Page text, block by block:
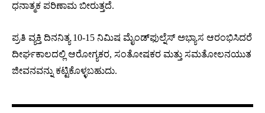
ಧನಾತ್ಮಕ ಪರಿಣಾಮ ಬೀರುತ್ತದೆ.
ಪ್ರತಿ ವ್ಯಕ್ತಿ ದಿನನಿತ್ಯ 10-15 ನಿಮಿಷ ಮೈಂಡ್‍ಫುಲ್ನೆಸ್ ಅಭ್ಯಾಸ ಆರಂಭಿಸಿದರೆ
ದೀರ್ಘಕಾಲದಲ್ಲಿ ಆರೋಗ್ಯಕರ, ಸಂತೋಷಕರ ಮತ್ತು ಸಮತೋಲನಯುತ
ಜೀವನವನ್ನು ಕಟ್ಟಿಕೊಳ್ಳಬಹುದು.